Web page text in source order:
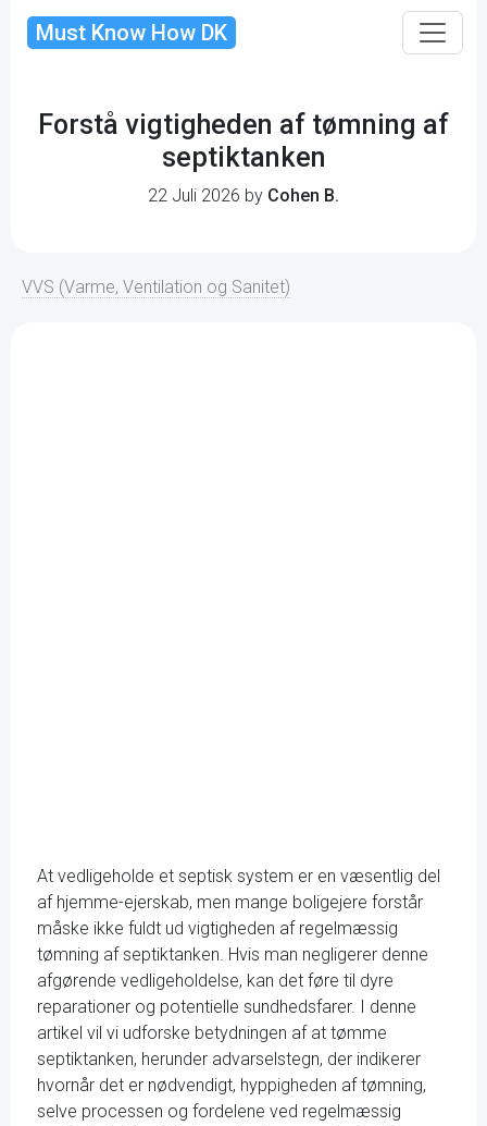
Must Know How DK
Forstå vigtigheden af tømning af
septiktanken
22 Juli 2026 by Cohen B.
VVS (Varme, Ventilation og Sanitet)
At vedligeholde et septisk system er en væsentlig del
af hjemme-ejerskab, men mange boligejere forstår
måske ikke fuldt ud vigtigheden af regelmæssig
tømning af septiktanken. Hvis man negligerer denne
afgørende vedligeholdelse, kan det føre til dyre
reparationer og potentielle sundhedsfarer. I denne
artikel vil vi udforske betydningen af at tømme
septiktanken, herunder advarselstegn, der indikerer
hvornår det er nødvendigt, hyppigheden af tømning,
selve processen og fordelene ved regelmæssig